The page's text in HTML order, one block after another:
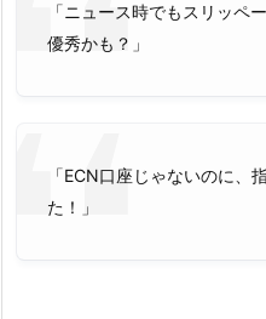
「ニュース時でもスリッペ
優秀かも？」
「ECN口座じゃないのに、
た！」